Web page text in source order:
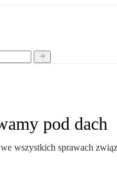
pod dach
wszystkich sprawach